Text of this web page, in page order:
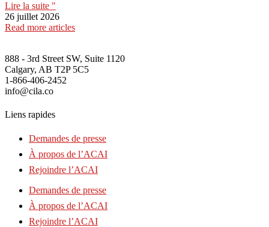
Lire la suite "
26 juillet 2026
Read more articles
888 - 3rd Street SW, Suite 1120
Calgary, AB T2P 5C5
1-866-406-2452
info@cila.co
Liens rapides
Demandes de presse
À propos de l’ACAI
Rejoindre l’ACAI
Demandes de presse
À propos de l’ACAI
Rejoindre l’ACAI